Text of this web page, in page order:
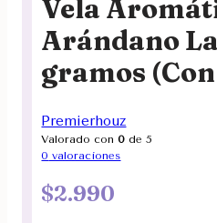
Vela
Arándano
gramos
Premierhouz
Valorado con0 de 5
0 valoraciones
$2.990